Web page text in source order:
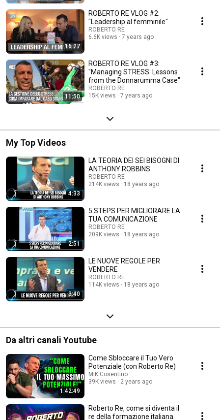
16:27
ROBERTO RE VLOG #2:
"Leadership al femminile"
ROBERTO RE
6.6K views
7 years ago
11:50
ROBERTO RE VLOG #3:
"Managing STRESS: Lessons
from the Donnarumma Case"
ROBERTO RE
15K views
7 years ago
My Top Videos
4:33
LA TEORIA DEI SEI BISOGNI DI
ANTHONY ROBBINS
ROBERTO RE
214K views
18 years ago
2:51
5 STEPS PER MIGLIORARE LA
TUA COMUNICAZIONE
ROBERTO RE
209K views
18 years ago
3:40
LE NUOVE REGOLE PER
VENDERE
ROBERTO RE
114K views
18 years ago
Da altri canali Youtube
1:42:49
Come Sbloccare il Tuo Vero
Potenziale (con Roberto Re)
MiK Cosentino
39K views
2 years ago
Roberto Re, come si diventa il
re della formazione italiana.